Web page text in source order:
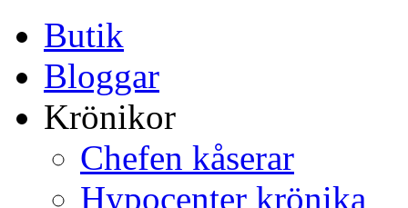
Butik
Bloggar
Krönikor
Chefen kåserar
Hypocenter krönika